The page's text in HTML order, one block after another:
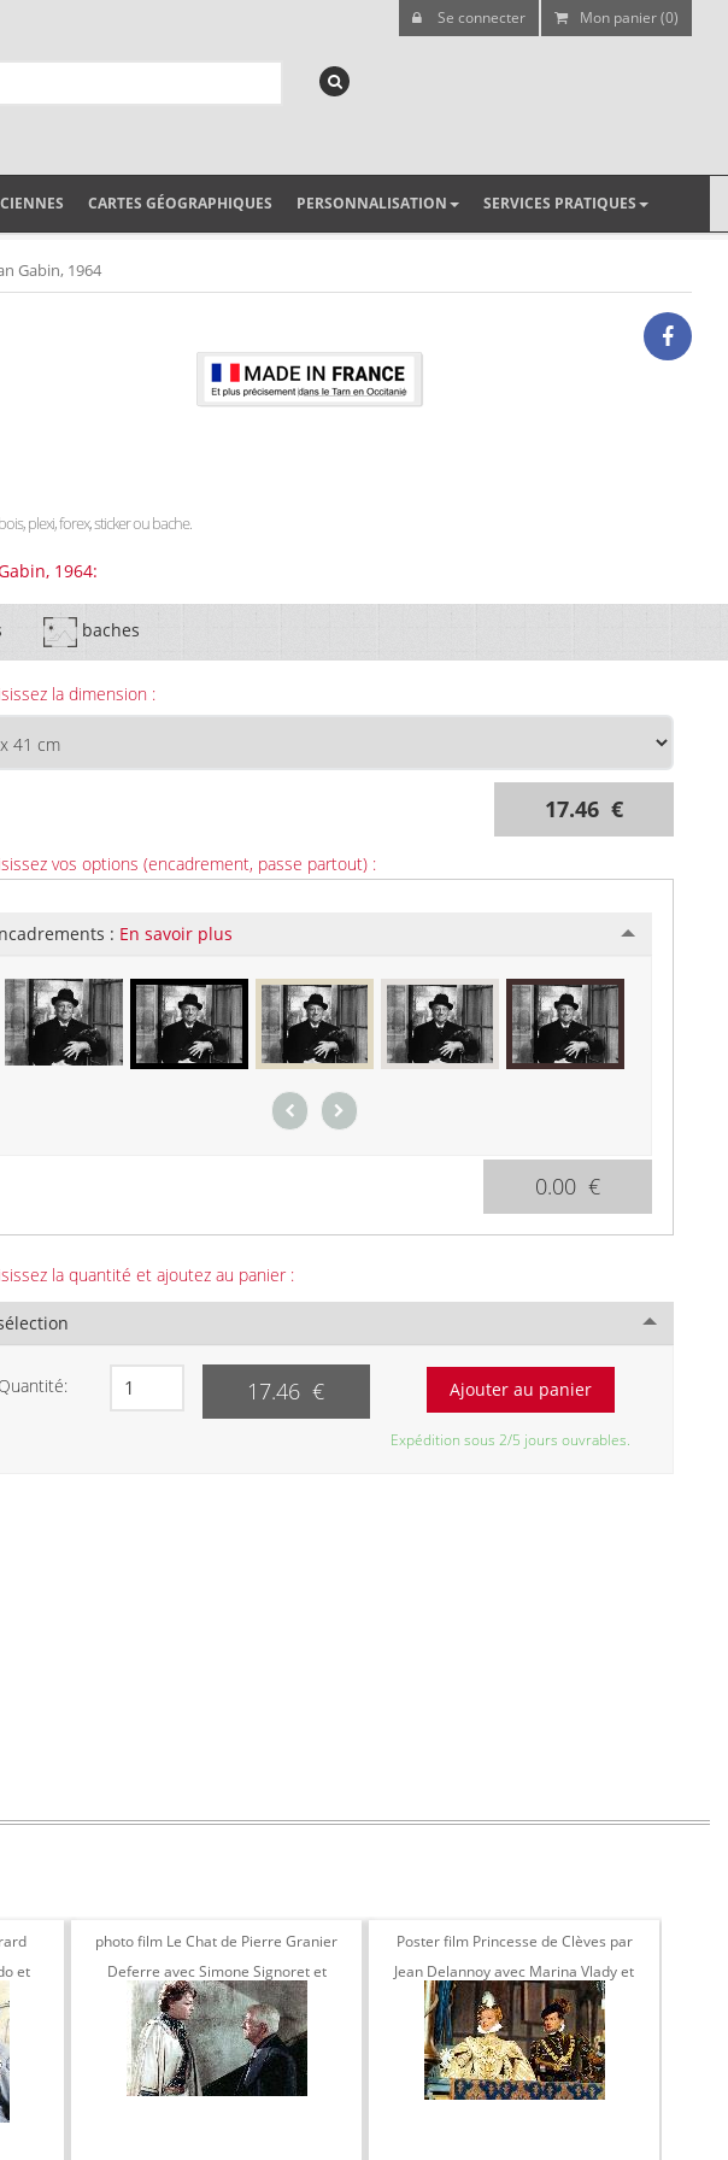
Se connecter Mon panier (0)
CARTES GÉOGRAPHIQUES PERSONNALISATION SERVICES PRATIQUES
Gabin, 1964
plexi, forex, sticker ou bache.
1964:
baches
la dimension :
17.46 €
vos options (encadrement, passe partout) :
: En savoir plus
0.00 €
la quantité et ajoutez au panier :
Quantité: 17.46 €
Expédition sous 2/5 jours ouvrables.
et
photo film Le Chat de Pierre Granier
Deferre avec Simone Signoret et
Jean Gabin 1971
Poster film Princesse de Clèves par
Jean Delannoy avec Marina Vlady et
Jean Marais 1961